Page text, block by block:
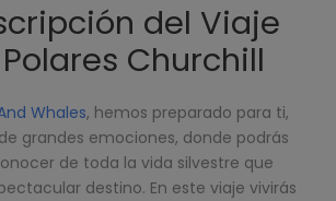
del Viaje
Churchill
Whales, hemos preparado para ti,
grandes emociones, donde podrás
de toda la vida silvestre que
destino. En este viaje vivirás